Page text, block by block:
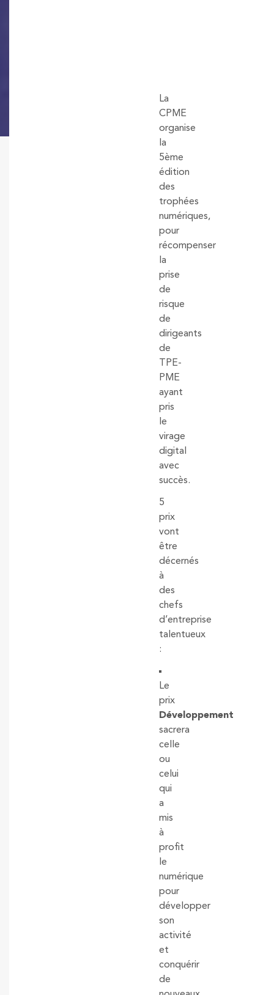
La
CPME
organise
la
5ème
édition
des
trophées
numériques,
pour
récompenser
la
prise
de
risque
de
dirigeants
de
TPE-
PME
ayant
pris
le
virage
digital
avec
succès.
5
prix
vont
être
décernés
à
des
chefs
d’entreprise
talentueux
:
Le
prix
Développement
sacrera
celle
ou
celui
qui
a
mis
à
profit
le
numérique
pour
développer
son
activité
et
conquérir
de